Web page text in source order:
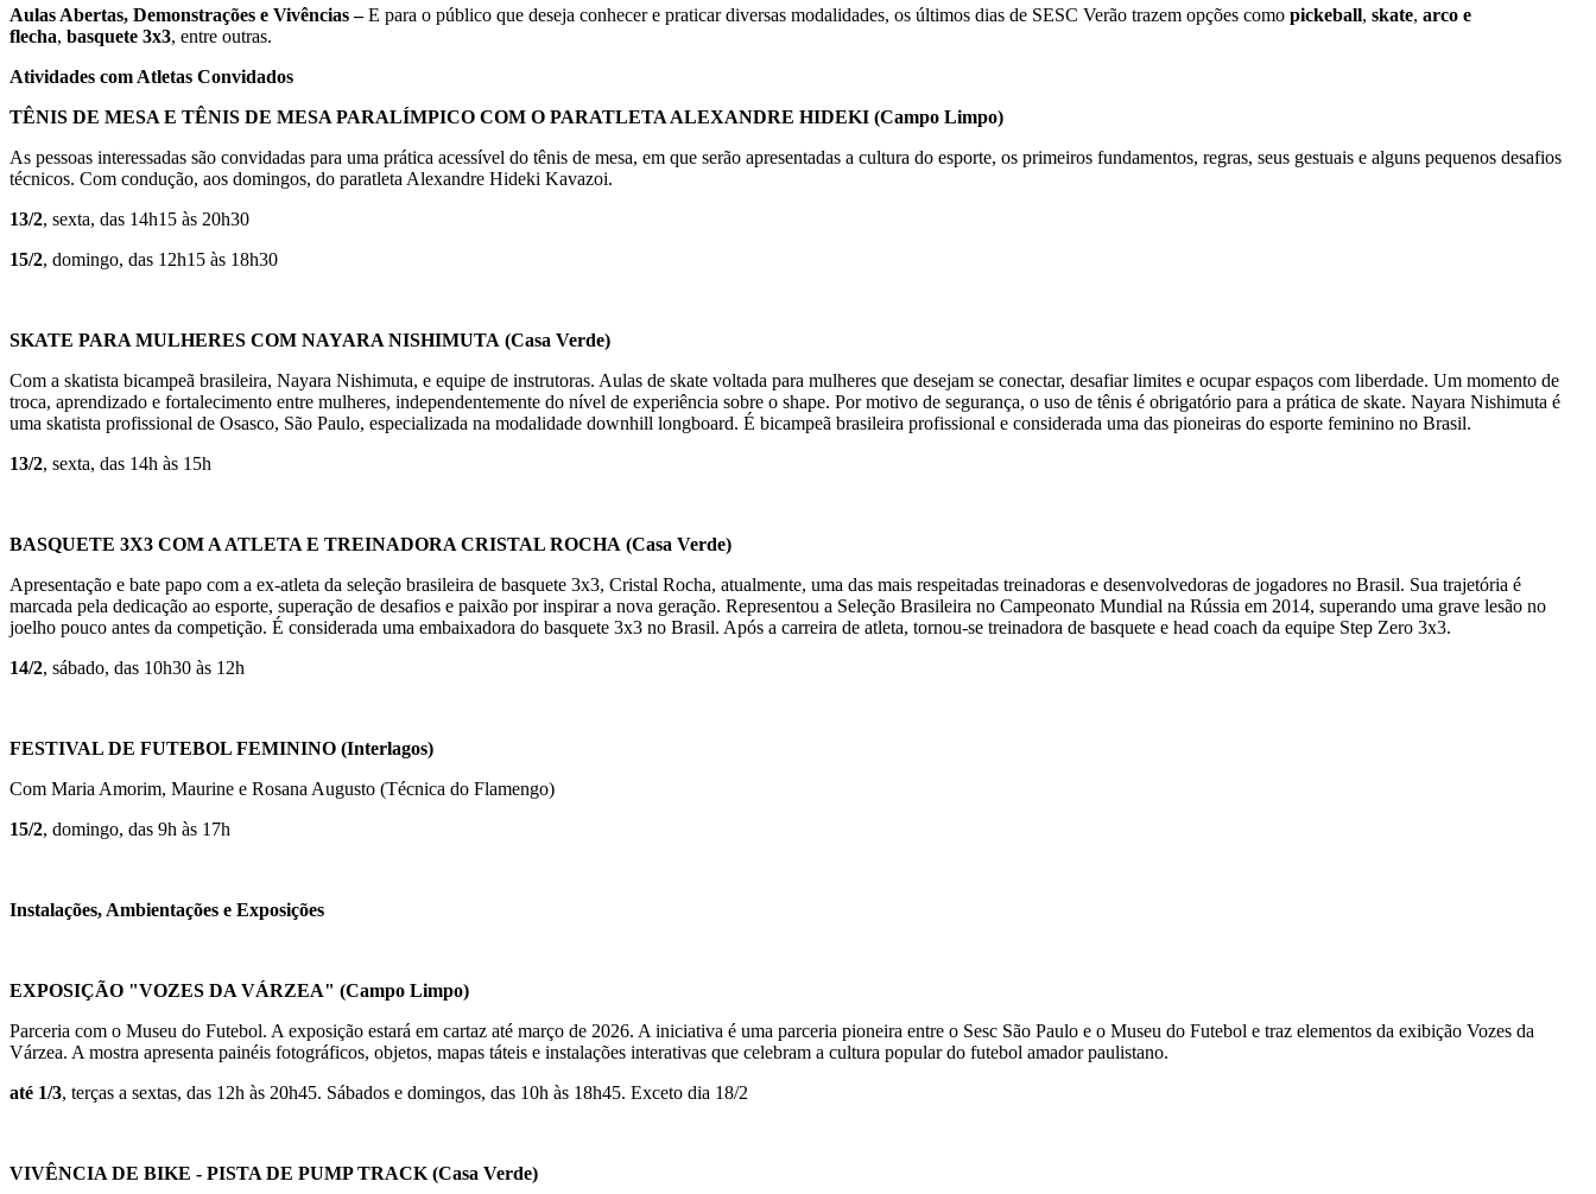
Aulas Abertas, Demonstrações e Vivências – E para o público que deseja conhecer e praticar diversas modalidades, os últimos dias de SESC Verão trazem opções como pickeball, skate, arco e
flecha, basquete 3x3, entre outras.
Atividades com Atletas Convidados
TÊNIS DE MESA E TÊNIS DE MESA PARALÍMPICO COM O PARATLETA ALEXANDRE HIDEKI (Campo Limpo)
As pessoas interessadas são convidadas para uma prática acessível do tênis de mesa, em que serão apresentadas a cultura do esporte, os primeiros fundamentos, regras, seus gestuais e alguns pequenos desafios
técnicos. Com condução, aos domingos, do paratleta Alexandre Hideki Kavazoi.
13/2, sexta, das 14h15 às 20h30
15/2, domingo, das 12h15 às 18h30
SKATE PARA MULHERES COM NAYARA NISHIMUTA (Casa Verde)
Com a skatista bicampeã brasileira, Nayara Nishimuta, e equipe de instrutoras. Aulas de skate voltada para mulheres que desejam se conectar, desafiar limites e ocupar espaços com liberdade. Um momento de
troca, aprendizado e fortalecimento entre mulheres, independentemente do nível de experiência sobre o shape. Por motivo de segurança, o uso de tênis é obrigatório para a prática de skate. Nayara Nishimuta é
uma skatista profissional de Osasco, São Paulo, especializada na modalidade downhill longboard. É bicampeã brasileira profissional e considerada uma das pioneiras do esporte feminino no Brasil.
13/2, sexta, das 14h às 15h
BASQUETE 3X3 COM A ATLETA E TREINADORA CRISTAL ROCHA (Casa Verde)
Apresentação e bate papo com a ex-atleta da seleção brasileira de basquete 3x3, Cristal Rocha, atualmente, uma das mais respeitadas treinadoras e desenvolvedoras de jogadores no Brasil. Sua trajetória é
marcada pela dedicação ao esporte, superação de desafios e paixão por inspirar a nova geração. Representou a Seleção Brasileira no Campeonato Mundial na Rússia em 2014, superando uma grave lesão no
joelho pouco antes da competição. É considerada uma embaixadora do basquete 3x3 no Brasil. Após a carreira de atleta, tornou-se treinadora de basquete e head coach da equipe Step Zero 3x3.
14/2, sábado, das 10h30 às 12h
FESTIVAL DE FUTEBOL FEMININO (Interlagos)
Com Maria Amorim, Maurine e Rosana Augusto (Técnica do Flamengo)
15/2, domingo, das 9h às 17h
Instalações, Ambientações e Exposições
EXPOSIÇÃO "VOZES DA VÁRZEA" (Campo Limpo)
Parceria com o Museu do Futebol. A exposição estará em cartaz até março de 2026. A iniciativa é uma parceria pioneira entre o Sesc São Paulo e o Museu do Futebol e traz elementos da exibição Vozes da
Várzea. A mostra apresenta painéis fotográficos, objetos, mapas táteis e instalações interativas que celebram a cultura popular do futebol amador paulistano.
até 1/3, terças a sextas, das 12h às 20h45. Sábados e domingos, das 10h às 18h45. Exceto dia 18/2
VIVÊNCIA DE BIKE - PISTA DE PUMP TRACK (Casa Verde)